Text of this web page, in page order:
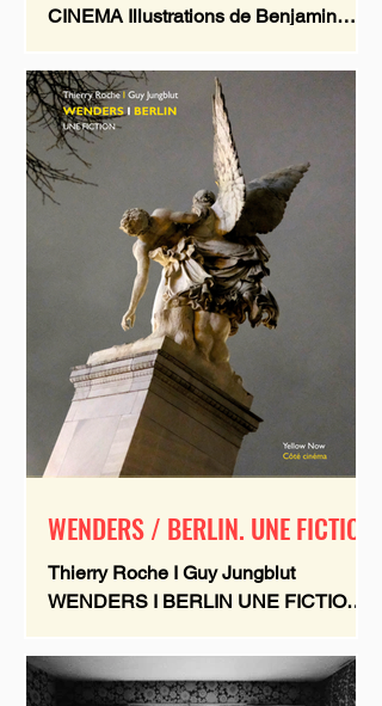
CINEMA Illustrations de Benjamin
cm Illus. n. et bl. /// Couverture souple
à rabats Collection : Côté cinéma
ISBN 9782873405069 25,00 € 2024
Le livre L'idée originelle d'une
réflexion sur la place et l'image de
l'animal au cinéma est venue de la
découverte de Béliers , film du
cinéaste islandais Grímur Hákonarson.
À travers l'histoire de deux frères
ennemis, flanqués chacun de son
bélier, s'établissait une relat
WENDERS / BERLIN. UNE FICTION
Thierry Roche I Guy Jungblut
WENDERS I BERLIN UNE FICTION
couleur / Couverture souple à rabats...